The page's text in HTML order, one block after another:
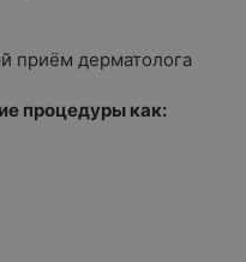
приём дерматолога
процедуры как: